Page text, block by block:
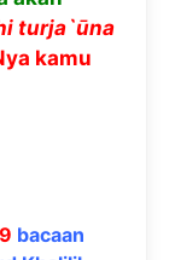
turja`ūna
kamu
bacaan